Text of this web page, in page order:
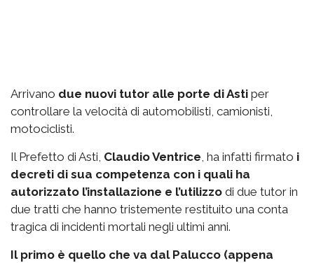
Arrivano due nuovi tutor alle porte di Asti per
controllare la velocità di automobilisti, camionisti,
motociclisti.
Il Prefetto di Asti, Claudio Ventrice, ha infatti firmato i
decreti di sua competenza con i quali ha
autorizzato l’installazione e l’utilizzo di due tutor in
due tratti che hanno tristemente restituito una conta
tragica di incidenti mortali negli ultimi anni.
Il primo è quello che va dal Palucco (appena